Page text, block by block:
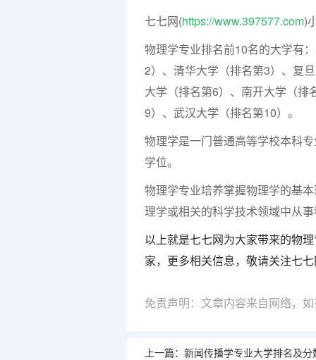
七七网(https://www.397577.com)
物理学专业排名前10名的大学有
2）、清华大学（排名第3）、复
大学（排名第6）、南开大学（
9）、武汉大学（排名第10）。
物理学是一门普通高等学校本科
学位。
物理学专业培养掌握物理学的基
理学或相关的科学技术领域中从
以上就是七七网为大家带来的物
家，更多相关信息，敬请关注七
免责声明：文章内容来自网络，
上一篇： 新闻传播学专业大学排名及分数线 新闻传播类大学排行榜 新